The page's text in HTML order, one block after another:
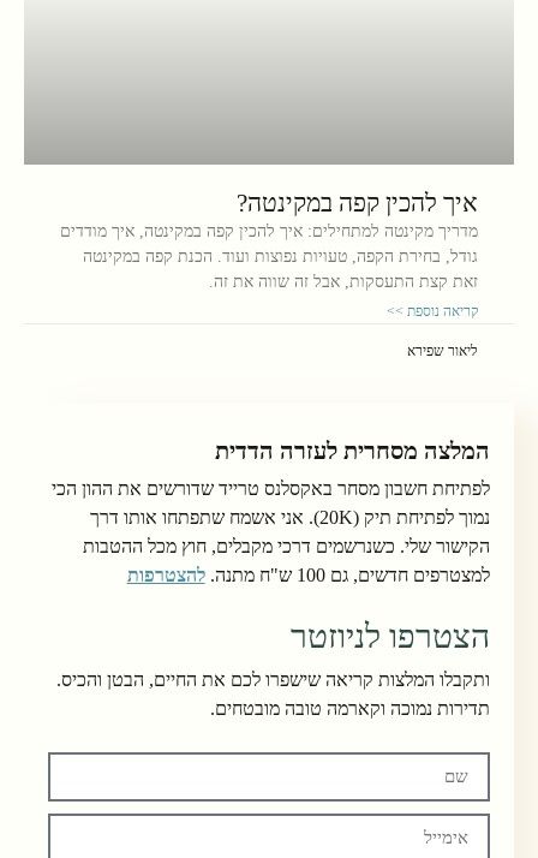
איך להכין קפה במקינטה?
מדריך מקינטה למתחילים: איך להכין קפה במקינטה, איך מודדים
גודל, בחירת הקפה, טעויות נפוצות ועוד. הכנת קפה במקינטה
זאת קצת התעסקות, אבל זה שווה את זה.
קריאה נוספת >>
ליאור שפירא
המלצה מסחרית לעזרה הדדית
לפתיחת חשבון מסחר באקסלנס טרייד שדורשים את ההון הכי
נמוך לפתיחת תיק (20K). אני אשמח שתפתחו אותו דרך
הקישור שלי. כשנרשמים דרכי מקבלים, חוץ מכל ההטבות
למצטרפים חדשים, גם 100 ש"ח מתנה.
להצטרפות
הצטרפו לניוזטר
ותקבלו המלצות קריאה שישפרו לכם את החיים, הבטן והכיס.
תדירות נמוכה וקארמה טובה מובטחים.